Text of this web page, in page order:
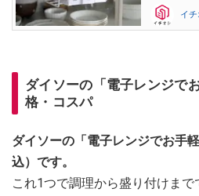
イ
ダイソーの「電子レンジで
格・コスパ
ダイソーの「電子レンジでお手
込）です。
これ1つで調理から盛り付けま